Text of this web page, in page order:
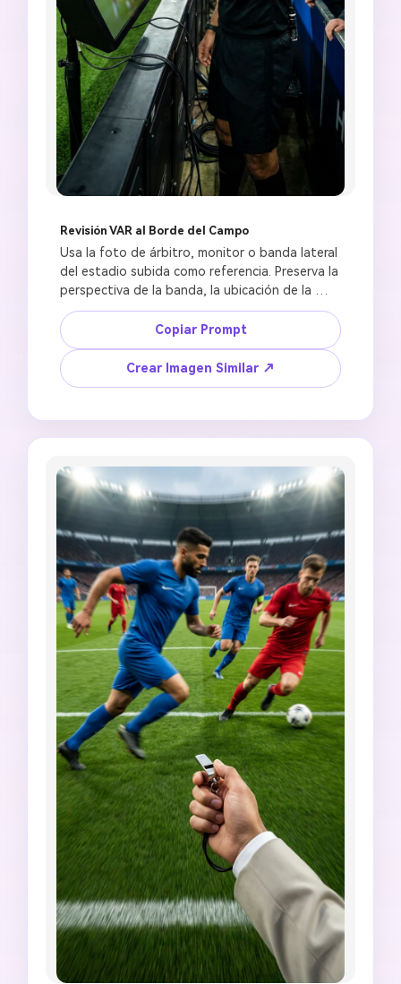
Revisión VAR al Borde del Campo
Usa la foto de árbitro, monitor o banda lateral
del estadio subida como referencia. Preserva la
perspectiva de la banda, la ubicación de la
pantalla, la postura del árbitro y la iluminación
nocturna. Crea una escena de revisión VAR del
árbitro con un oficial de partido revisando un
monitor al borde del campo, multitud tensa del
estadio, brillo verde del campo, atmósfera
equipos realistas, proporción de fondo de
pantalla 16:9, sin logotipo oficial de
legible en pantalla, sin marcador falso, sin
monitor distorsionado.
Copiar Prompt
Crear Imagen Similar ↗